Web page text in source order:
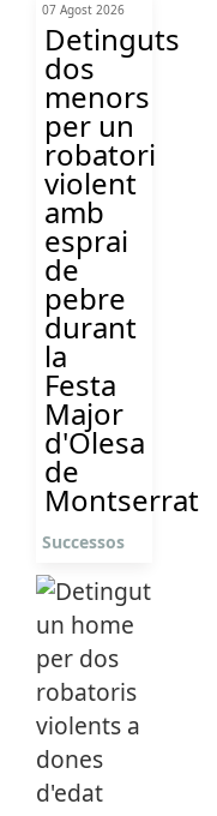
07 Agost 2026
Detinguts
dos
menors
per un
robatori
violent
amb
esprai
de
pebre
durant
la
Festa
Major
d'Olesa
de
Montserrat
Successos